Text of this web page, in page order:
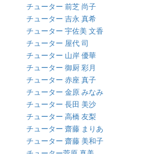
チューター 前芝 尚子
チューター 吉永 真希
チューター 宇佐美 文香
チューター 屋代 司
チューター 山岸 優華
チューター 御厨 彩月
チューター 赤座 真子
チューター 金原 みなみ
チューター 長田 美沙
チューター 高橋 友梨
チューター 齋藤 まりあ
チューター 齋藤 美和子